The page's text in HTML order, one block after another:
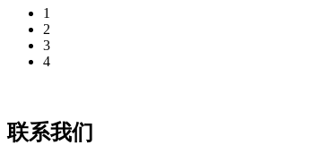
1
2
3
4
联系我们